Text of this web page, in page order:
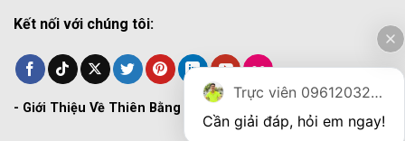
Kết nối với chúng tôi:
- Giới Thiệu Về Thiên Bằng
Trực viên 0961203270
Cần giải đáp, hỏi em ngay!